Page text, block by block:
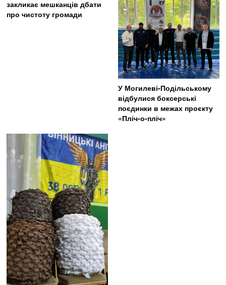
закликає мешканців дбати
про чистоту громади
У Могилеві-Подільському
відбулися боксерські
поєдинки в межах проєкту
«Пліч-о-пліч»